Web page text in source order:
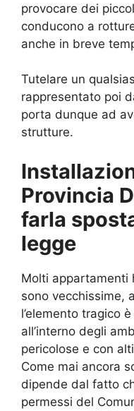
provocare dei
conducono a
anche in breve
Tutelare un
rappresentato poi
porta dunque ad
strutture.
Provincia
farla
legge
Molti appartamenti
sono vecchissime,
l’elemento tragico
all’interno degli
pericolose e con
Come mai ancora
dipende dal fatto
permessi del